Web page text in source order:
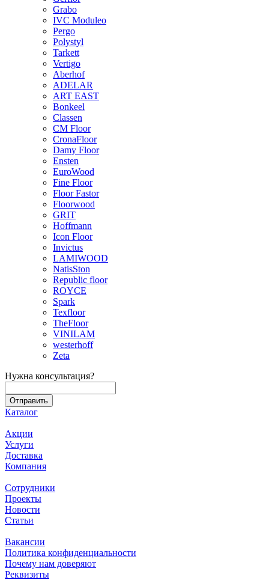
Grabo
IVC Moduleo
Pergo
Polystyl
Tarkett
Vertigo
Aberhof
ADELAR
ART EAST
Bonkeel
Classen
CM Floor
CronaFloor
Damy Floor
Ensten
EuroWood
Fine Floor
Floor Fastor
Floorwood
GRIT
Hoffmann
Icon Floor
Invictus
LAMIWOOD
NatisSton
Republic floor
ROYCE
Spark
Texfloor
TheFloor
VINILAM
westerhoff
Zeta
Нужна консультация?
Каталог
Акции
Услуги
Доставка
Компания
Сотрудники
Проекты
Новости
Статьи
Вакансии
Политика конфиденциальности
Почему нам доверяют
Реквизиты